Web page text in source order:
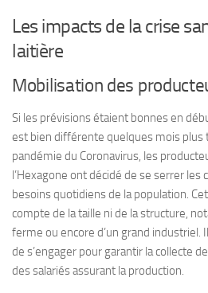
Les impacts de la crise
laitière
Mobilisation des
Si les prévisions étaient bonnes en
est bien différente quelques mois plus
pandémie du Coronavirus, les
l’Hexagone ont décidé de se serrer les
besoins quotidiens de la population.
compte de la taille ni de la structure,
ferme ou encore d’un grand industriel.
de s’engager pour garantir la collecte
des salariés assurant la production.